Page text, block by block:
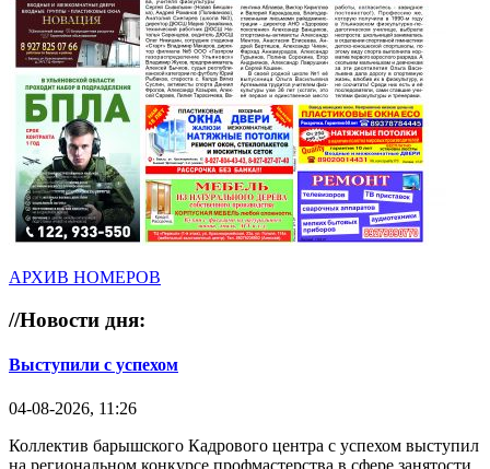
АРХИВ НОМЕРОВ
//Новости дня:
Выступили с успехом
04-08-2026, 11:26
Коллектив барышского Кадрового центра с успехом выступил
на региональном конкурсе профмастерства в сфере занятости.